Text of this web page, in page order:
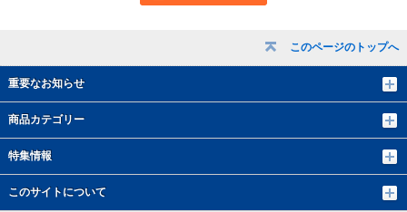
このページのトップへ
重要なお知らせ
商品カテゴリー
特集情報
このサイトについて